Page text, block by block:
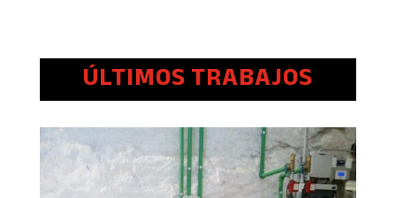
ÚLTIMOS TRABAJOS